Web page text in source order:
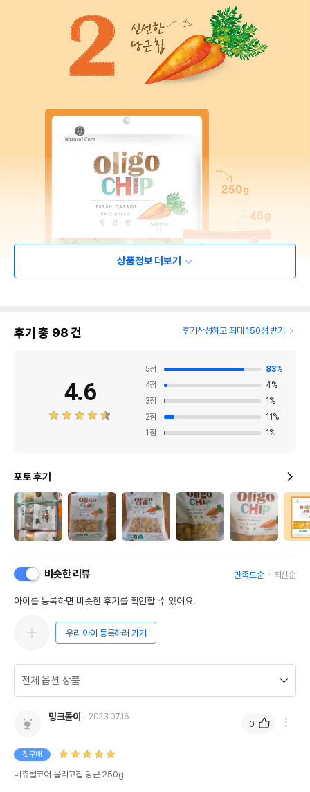
상품정보 더보기
후기 총 98건 후기작성하고 최대 150점 받기
4.6
5점 83%
4점 4%
3점 1 %
2점 11 %
1 점 1 %
포토 후기
비슷한 리뷰 만족도순 최신순
아이를 등록하면 비슷한 후기를 확인할 수 있어요.
우리 아이 등록하러 가기
밍크돌이 2023.07.16
첫구매
네츄럴코어 올리고칩 당근 250g
0